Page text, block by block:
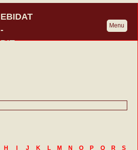
EBIDAT
-
DIE
Menu
H J K L M N O P Q R
S